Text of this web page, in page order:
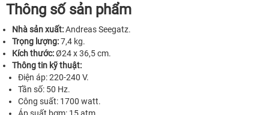
Thông số sản phẩm
Nhà sản xuất:Andreas Seegatz.
Trọng lượng:7,4 kg.
Kích thước:Ø24 x 36,5 cm.
Thông tin kỹ thuật:
Điện áp: 220-240 V.
Tần số: 50 Hz.
Công suất: 1700 watt.
Áp suất bơm: 15 atm.